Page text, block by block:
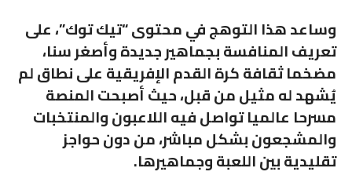
وساعد هذا التوهج في محتوى “تيك توك”، على
تعريف المنافسة بجماهير جديدة وأصغر سنا،
مضخما ثقافة كرة القدم الإفريقية على نطاق لم
يُشهد له مثيل من قبل، حيث أصبحت المنصة
مسرحا عالميا تواصل فيه اللاعبون والمنتخبات
والمشجعون بشكل مباشر، من دون حواجز
تقليدية بين اللعبة وجماهيرها.